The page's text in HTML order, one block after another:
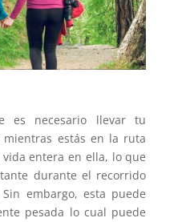
es necesario llevar tu
estás en la ruta
entera en ella, lo que
durante el recorrido
embargo, esta puede
pesada lo cual puede